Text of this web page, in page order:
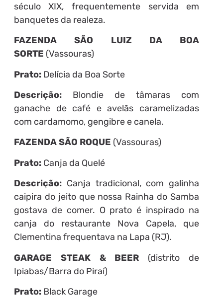
século XIX, frequentemente servida em
banquetes da realeza.
FAZENDA SÃO LUIZ DA BOA
SORTE (Vassouras)
Prato: Delícia da Boa Sorte
Descrição: Blondie de tâmaras com
ganache de café e avelãs caramelizadas
com cardamomo, gengibre e canela.
FAZENDA SÃO ROQUE (Vassouras)
Prato: Canja da Quelé
Descrição: Canja tradicional, com galinha
caipira do jeito que nossa Rainha do Samba
gostava de comer. O prato é inspirado na
canja do restaurante Nova Capela, que
Clementina frequentava na Lapa (RJ).
GARAGE STEAK & BEER (distrito de
Ipiabas/Barra do Piraí)
Prato: Black Garage